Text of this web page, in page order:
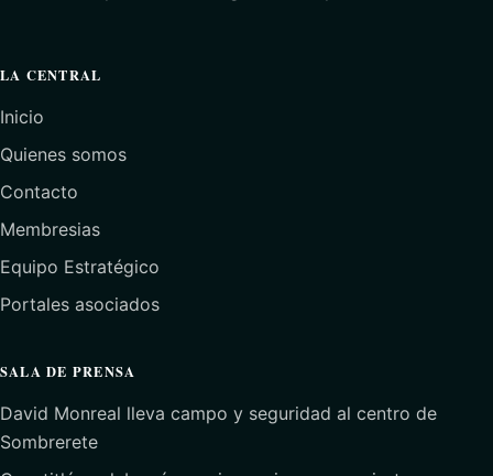
LA CENTRAL
Inicio
Quienes somos
Contacto
Membresias
Equipo Estratégico
Portales asociados
SALA DE PRENSA
David Monreal lleva campo y seguridad al centro de
Sombrerete